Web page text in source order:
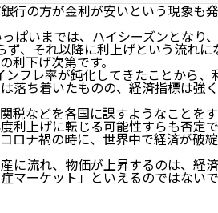
行の方が金利が安いという現象も
ぱいまでは、ハイシーズンとなり
、それ以降に利上げという流れ
利下げ次第です。
フレ率が鈍化してきたことから
落ち着いたものの、経済指標は強
税などを各国に課すようなことを
利上げに転じる可能性すらも否定で
ロナ禍の時に、世界中で経済が破
に流れ、物価が上昇するのは、経済
マーケット」 といえるのではない